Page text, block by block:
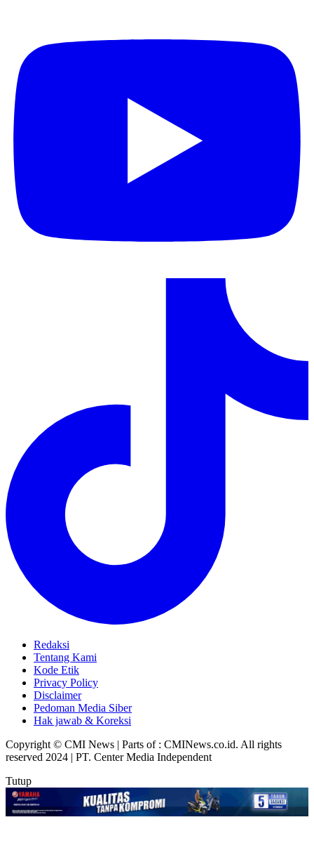
Redaksi
Tentang Kami
Kode Etik
Privacy Policy
Disclaimer
Pedoman Media Siber
Hak jawab & Koreksi
Copyright © CMI News | Parts of : CMINews.co.id. All rights
reserved 2024 | PT. Center Media Independent
Tutup